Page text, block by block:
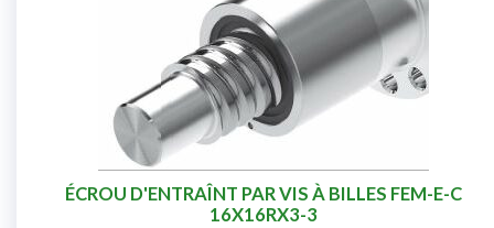
ÉCROU D'ENTRAÎNT PAR VIS À BILLES FEM-E-C
16X16RX3-3